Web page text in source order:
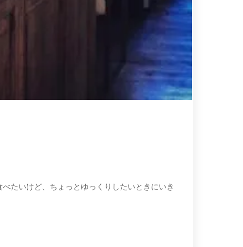
たいけど、ちょっとゆっくりしたいときにいき